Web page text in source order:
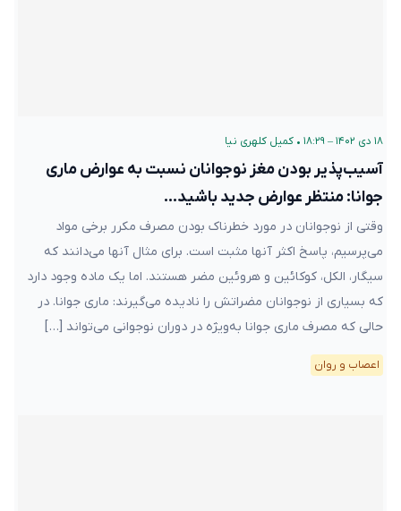
۱۸ دی ۱۴۰۲ – ۱۸:۲۹ • کمیل کلهری نیا
آسیب‌پذیر بودن مغز نوجوانان نسبت به عوارض ماری
جوانا: منتظر عوارض جدید باشید…
وقتی از نوجوانان در مورد خطرناک بودن مصرف مکرر برخی مواد
می‌پرسیم، پاسخ اکثر آنها مثبت است. برای مثال آنها می‌دانند که
سیگار، الکل، کوکائین و هروئین مضر هستند. اما یک ماده وجود دارد
که بسیاری از نوجوانان مضراتش را نادیده می‌گیرند: ماری جوانا. در
حالی که مصرف ماری جوانا به‌ویژه در دوران نوجوانی می‌تواند […]
اعصاب و روان